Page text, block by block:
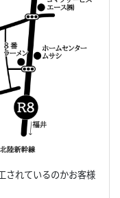
されているのかお客様